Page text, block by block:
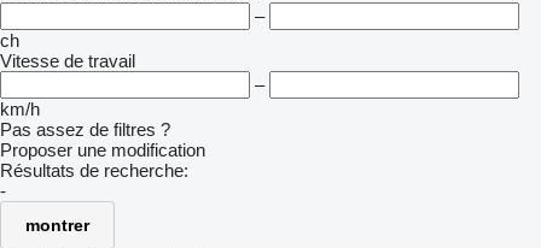
–
ch
Vitesse de travail
–
km/h
Pas assez de filtres ?
Proposer une modification
Résultats de recherche:
-
montrer